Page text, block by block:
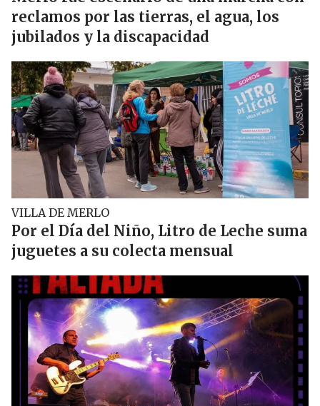
reclamos por las tierras, el agua, los
jubilados y la discapacidad
VILLA DE MERLO
Por el Día del Niño, Litro de Leche suma
juguetes a su colecta mensual